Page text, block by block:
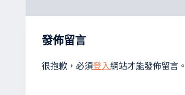
發佈留言
很抱歉，必須登入網站才能發佈留言。